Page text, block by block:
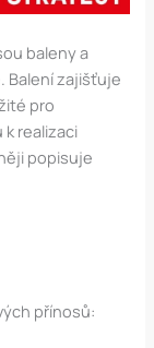
baleny a
Balení zajišťuje
pro
realizaci
popisuje
přínosů: